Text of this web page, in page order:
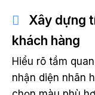
Xây dựng
khách hàng
Hiểu rõ tầm
nhận diện nhãn